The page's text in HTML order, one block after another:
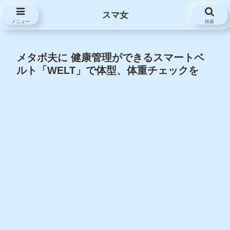
スマ女
メタボ夫に 健康管理ができるスマートベ
ルト「WELT」で体型、体重チェックを
メニュー
スマ女
検索